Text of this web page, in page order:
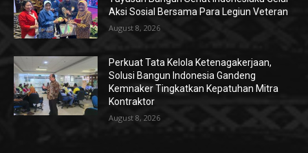
Aksi Sosial Bersama Para Legiun Veteran
August 8, 2026
Perkuat Tata Kelola Ketenagakerjaan,
Solusi Bangun Indonesia Gandeng
Kemnaker Tingkatkan Kepatuhan Mitra
Kontraktor
August 8, 2026